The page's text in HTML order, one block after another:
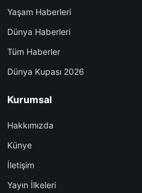
Yaşam Haberleri
Dünya Haberleri
Tüm Haberler
Dünya Kupası 2026
Kurumsal
Hakkımızda
Künye
İletişim
Yayın İlkeleri